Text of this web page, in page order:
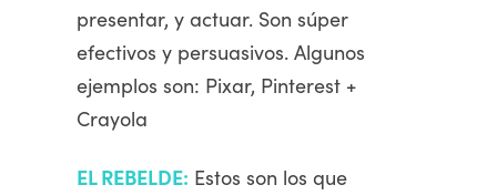
presentar, y actuar. Son súper
efectivos y persuasivos. Algunos
ejemplos son: Pixar, Pinterest +
Crayola
EL REBELDE: Estos son los que